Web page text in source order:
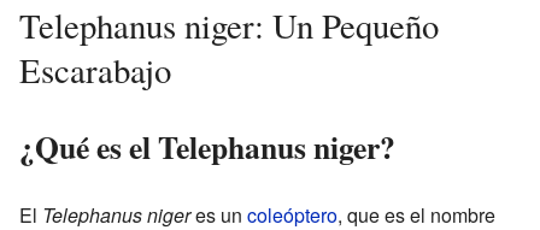
Telephanus niger: Un Pequeño
Escarabajo
¿Qué es el Telephanus niger?
El Telephanus nigeres un coleóptero, que es el nombre